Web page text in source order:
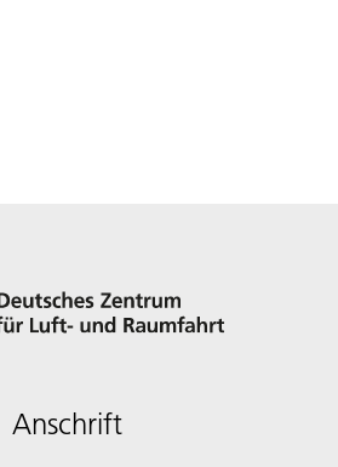
Anschrift